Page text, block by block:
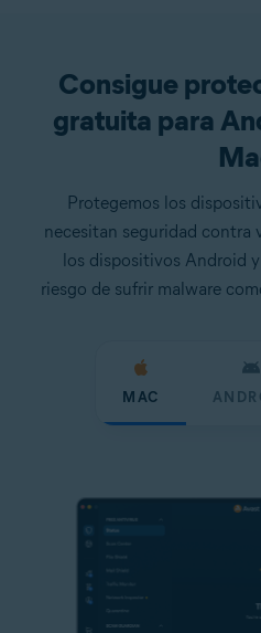
Consigue
gratuita para
Protegemos los
necesitan seguridad contra
los dispositivos Android
riesgo de sufrir malware
MAC